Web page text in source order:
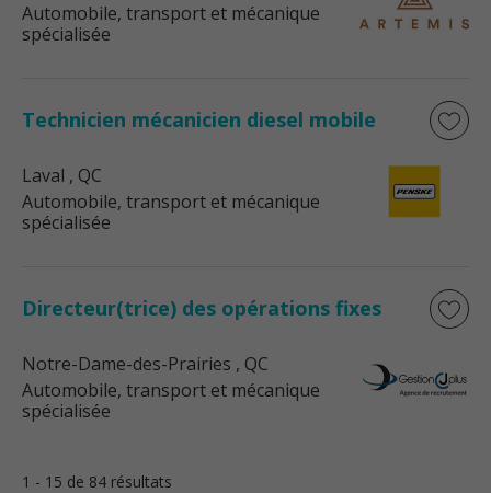
Automobile, transport et mécanique
spécialisée
Technicien mécanicien diesel mobile
Laval , QC
Automobile, transport et mécanique
spécialisée
Directeur(trice) des opérations fixes
Notre-Dame-des-Prairies , QC
Automobile, transport et mécanique
spécialisée
1 - 15 de 84 résultats